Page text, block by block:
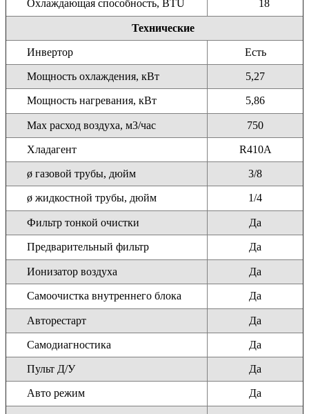
Охлаждающая способность, BTU 18
Технические
Инвертор Есть
Мощность охлаждения, кВт 5,27
Мощность нагревания, кВт 5,86
Max расход воздуха, м3/час 750
Хладагент R410A
ø газовой трубы, дюйм 3/8
ø жидкостной трубы, дюйм 1/4
Фильтр тонкой очистки Да
Предварительный фильтр Да
Ионизатор воздуха Да
Самоочистка внутреннего блока Да
Авторестарт Да
Самодиагностика Да
Пульт Д/У Да
Авто режим Да